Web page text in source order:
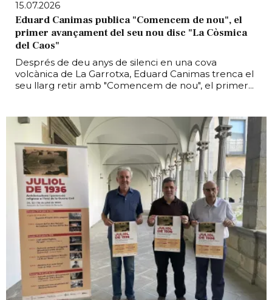
15.07.2026
Eduard Canimas publica "Comencem de nou", el
primer avançament del seu nou disc "La Còsmica
del Caos"
Després de deu anys de silenci en una cova
volcànica de La Garrotxa, Eduard Canimas trenca el
seu llarg retir amb "Comencem de nou", el primer...